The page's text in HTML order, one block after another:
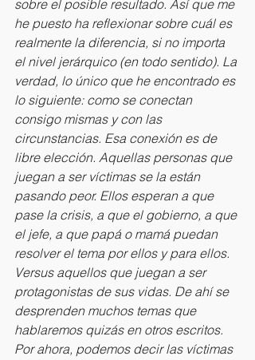
sobre el posible resultado. Así que me
he puesto ha reflexionar sobre cuál es
realmente la diferencia, si no importa
el nivel jerárquico (en todo sentido). La
verdad, lo único que he encontrado es
lo siguiente: como se conectan
consigo mismas y con las
circunstancias. Esa conexión es de
libre elección. Aquellas personas que
juegan a ser víctimas se la están
pasando peor. Ellos esperan a que
pase la crisis, a que el gobierno, a que
el jefe, a que papá o mamá puedan
resolver el tema por ellos y para ellos.
Versus aquellos que juegan a ser
protagonistas de sus vidas. De ahí se
desprenden muchos temas que
hablaremos quizás en otros escritos.
Por ahora, podemos decir las víctimas